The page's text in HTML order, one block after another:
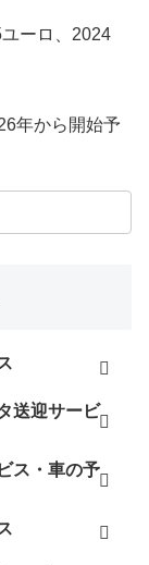
ーロ、2024
年から開始予
送迎サービ
ス・車の予